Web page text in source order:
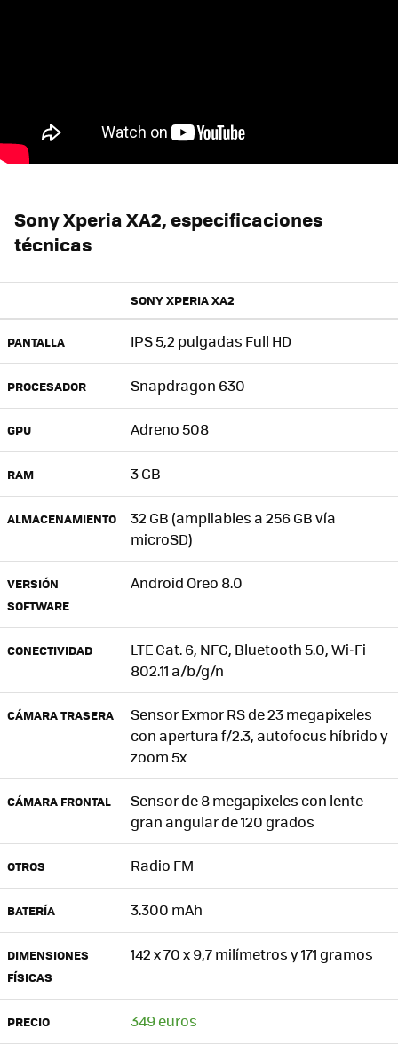
Sony Xperia XA2, especificaciones
técnicas
SONY XPERIA XA2
PANTALLA IPS 5,2 pulgadas Full HD
PROCESADOR Snapdragon 630
GPU Adreno 508
RAM 3 GB
ALMACENAMIENTO
32 GB (ampliables a 256 GB vía
microSD)
VERSIÓN
SOFTWARE
Android Oreo 8.0
CONECTIVIDAD
LTE Cat. 6, NFC, Bluetooth 5.0, Wi‑Fi
802.11 a/b/g/n
CÁMARA TRASERA
Sensor Exmor RS de 23 megapixeles
con apertura f/2.3, autofocus híbrido y
zoom 5x
CÁMARA FRONTAL
Sensor de 8 megapixeles con lente
gran angular de 120 grados
OTROS Radio FM
BATERÍA 3.300 mAh
DIMENSIONES
FÍSICAS
142 x 70 x 9,7 milímetros y 171 gramos
PRECIO 349 euros